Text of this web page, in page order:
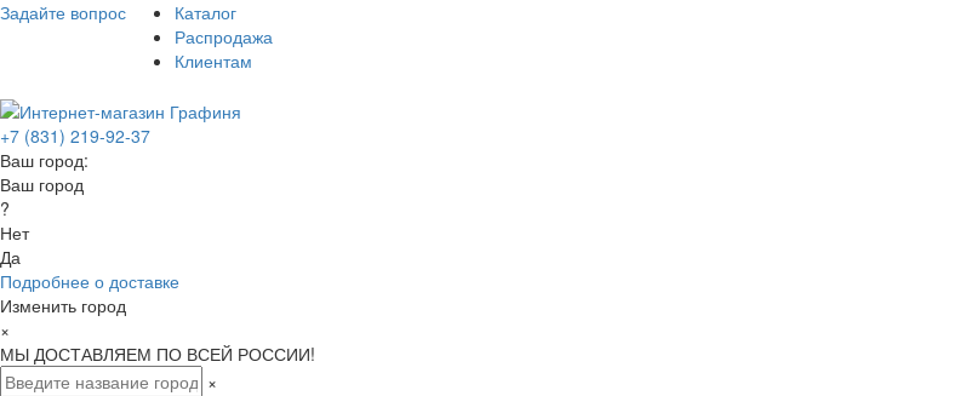
Задайте вопрос
Каталог
Распродажа
Клиентам
+7 (831) 219-92-37
Ваш город:
Ваш город
?
Нет
Да
Подробнее о доставке
Изменить город
×
МЫ ДОСТАВЛЯЕМ ПО ВСЕЙ РОССИИ!
×